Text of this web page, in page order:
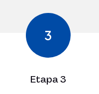
3
Etapa 3